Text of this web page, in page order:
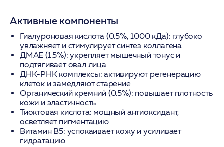
Активные компоненты
Гиалуроновая кислота (0.5%, 1000 кДа): глубоко
увлажняет и стимулирует синтез коллагена
ДМАЕ (1.5%): укрепляет мышечный тонус и
подтягивает овал лица
ДНК-РНК комплексы: активируют регенерацию
клеток и замедляют старение
Органический кремний (0.5%): повышает плотность
кожи и эластичность
Тиоктовая кислота: мощный антиоксидант,
осветляет пигментацию
Витамин В5: успокаивает кожу и усиливает
гидратацию